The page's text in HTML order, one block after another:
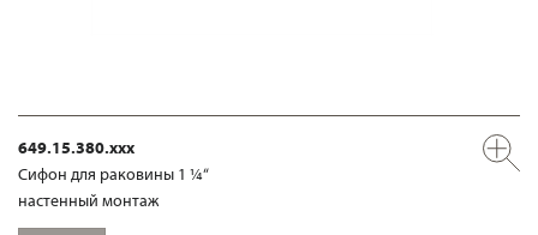
649.15.380.xxx
Сифон для раковины 1 ¼“
настенный монтаж